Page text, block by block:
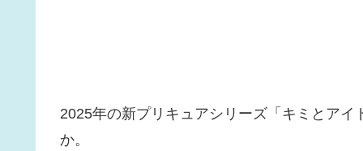
2025年の新プリキュアシリーズ「キミとア
か。